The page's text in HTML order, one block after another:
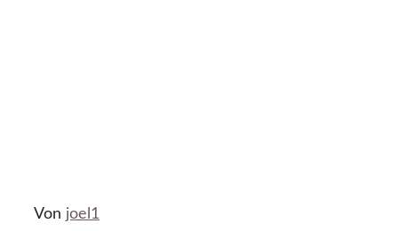
Von joel1